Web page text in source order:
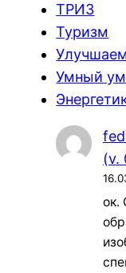
ТРИЗ
Туризм
Умный ум
(v.
ок.